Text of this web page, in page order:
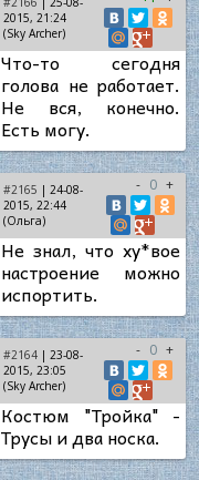
2015, 21:24
(Sky Archer)
Что-то сегодня
голова не работает.
Не вся, конечно.
Есть могу.
#2165 | 24-08-
2015, 22:44
(Ольга)
- 0 +
Не знал, что ху*вое
настроение можно
испортить.
#2164 | 23-08-
2015, 23:05
(Sky Archer)
- 0 +
Костюм "Тройка" -
Трусы и два носка.